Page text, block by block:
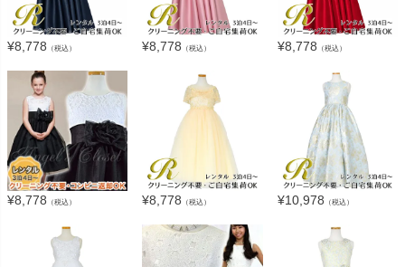
¥8,778 （税込） ¥8,778 （税込） ¥8,778 （税込）
¥8,778 （税込） ¥8,778 （税込） ¥10,978 （税込）